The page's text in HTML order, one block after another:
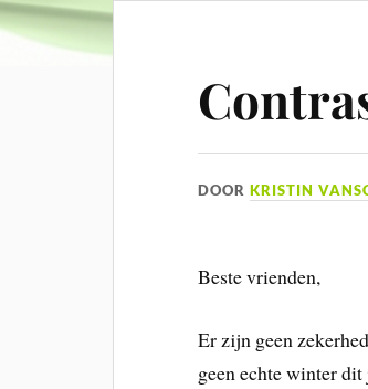
DOORKRISTIN
Beste vrienden,
Er zijn geen
geen echte winter